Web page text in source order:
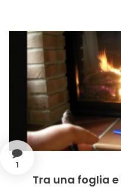
1
Tra una foglia